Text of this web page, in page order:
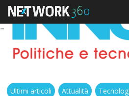
Ultimi articoli Attualità